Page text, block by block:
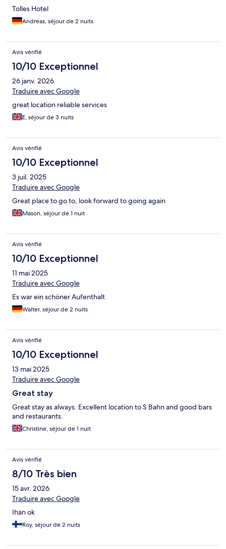
Tolles Hotel
Andreas, séjour de 2 nuits
Avis vérifié
10/10 Exceptionnel
26 janv. 2026
Traduire avec Google
great location reliable services
E, séjour de 3 nuits
Avis vérifié
10/10 Exceptionnel
3 juil. 2025
Traduire avec Google
Great place to go to, look forward to going again
Mason, séjour de 1 nuit
Avis vérifié
10/10 Exceptionnel
11 mai 2025
Traduire avec Google
Es war ein schöner Aufenthalt
Walter, séjour de 2 nuits
Avis vérifié
10/10 Exceptionnel
13 mai 2025
Traduire avec Google
Great stay
Great stay as always. Excellent location to S Bahn and good bars
and restaurants.
Christine, séjour de 1 nuit
Avis vérifié
8/10 Très bien
15 avr. 2026
Traduire avec Google
Ihan ok
Roy, séjour de 2 nuits